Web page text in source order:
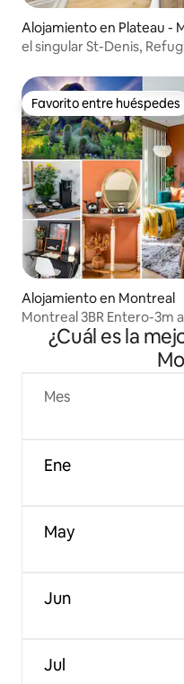
Alojamiento en Plateau -
el singular St-Denis,
Favorito entre huéspedes
Favorito entre huéspedes
Alojamiento en Montreal
Montreal 3BR Entero-3m
gratuito¿Cuál es la
Mes
Ene
May
Jun
Jul